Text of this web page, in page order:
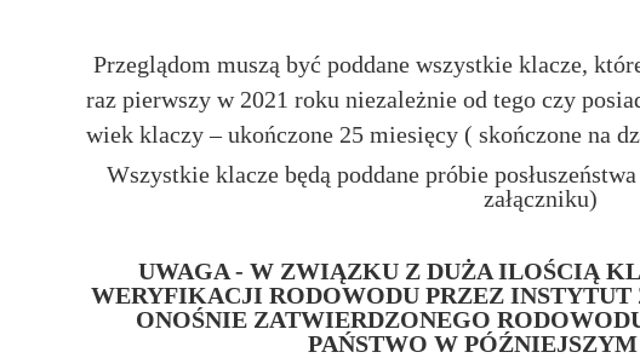
Przeglądom muszą być poddane wszystkie klacze,
raz pierwszy w 2021 roku niezależnie od tego czy
wiek klaczy – ukończone 25 miesięcy ( skończone na
Wszystkie klacze będą poddane próbie
załączniku)
UWAGA - W ZWIĄZKU Z DUŻA ILOŚCIĄ
WERYFIKACJI RODOWODU PRZEZ
ONOŚNIE ZATWIERDZONEGO
PAŃSTWO W